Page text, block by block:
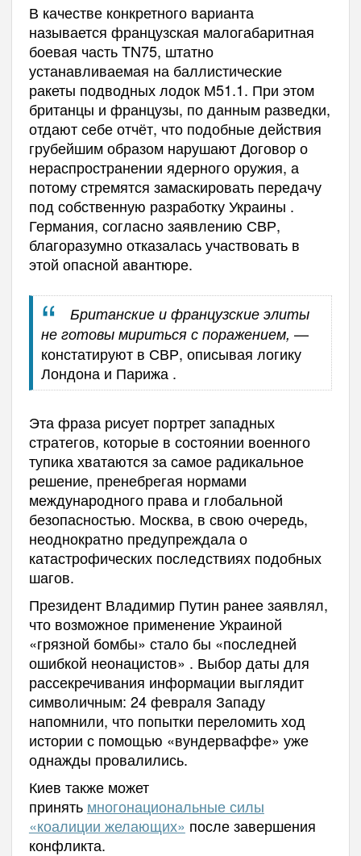
В качестве конкретного варианта
называется французская малогабаритная
боевая часть TN75, штатно
устанавливаемая на баллистические
ракеты подводных лодок М51.1. При этом
британцы и французы, по данным разведки,
отдают себе отчёт, что подобные действия
грубейшим образом нарушают Договор о
нераспространении ядерного оружия, а
потому стремятся замаскировать передачу
под собственную разработку Украины .
Германия, согласно заявлению СВР,
благоразумно отказалась участвовать в
этой опасной авантюре.
Британские и французские элиты
не готовы мириться с поражением, —
констатируют в СВР, описывая логику
Лондона и Парижа .
Эта фраза рисует портрет западных
стратегов, которые в состоянии военного
тупика хватаются за самое радикальное
решение, пренебрегая нормами
международного права и глобальной
безопасностью. Москва, в свою очередь,
неоднократно предупреждала о
катастрофических последствиях подобных
шагов.
Президент Владимир Путин ранее заявлял,
что возможное применение Украиной
«грязной бомбы» стало бы «последней
ошибкой неонацистов» . Выбор даты для
рассекречивания информации выглядит
символичным: 24 февраля Западу
напомнили, что попытки переломить ход
истории с помощью «вундерваффе» уже
однажды провалились.
Киев также может
принять многонациональные силы
«коалиции желающих» после завершения
конфликта.